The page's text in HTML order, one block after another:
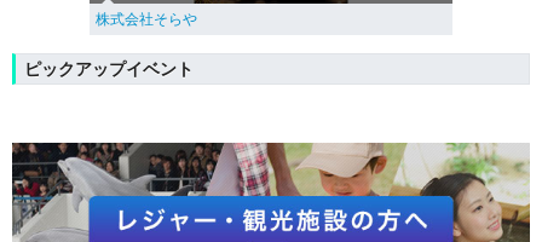
株式会社そらや
ピックアップイベント